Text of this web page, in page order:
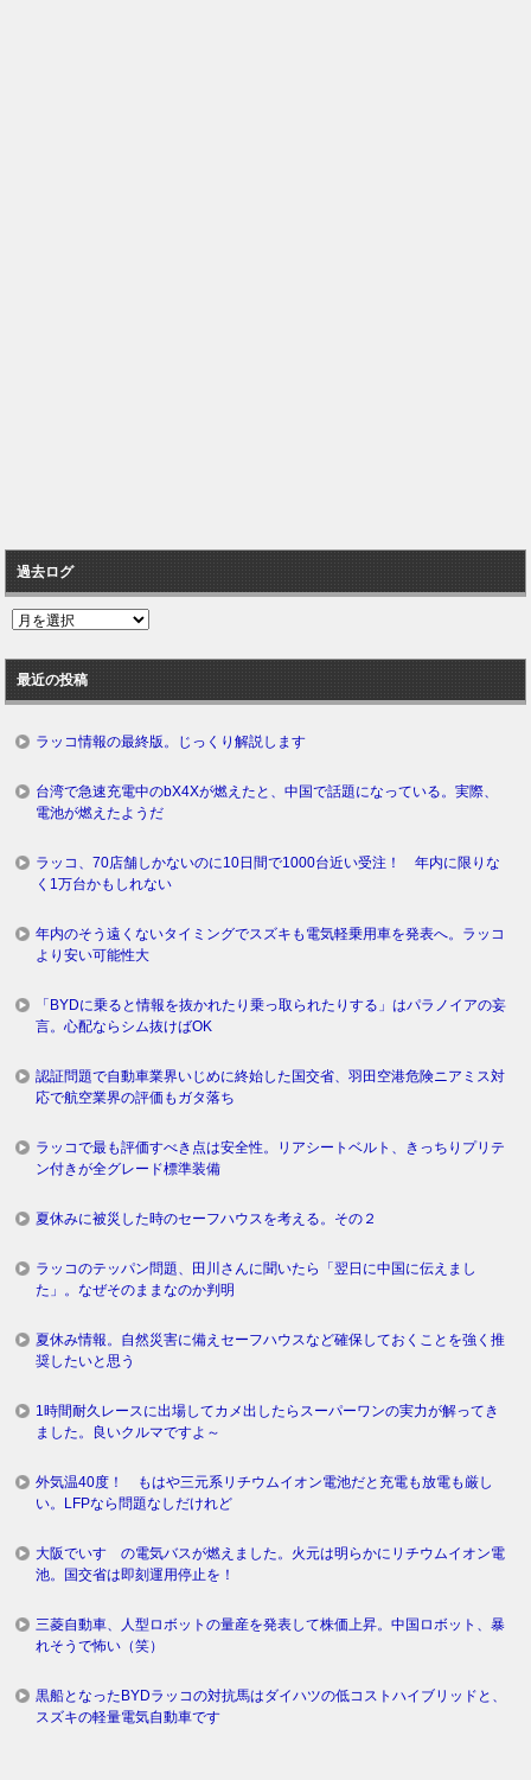
過去ログ
過
ロ
グ
最近の投稿
ラッコ情報の最終版。じっくり解説します
台湾で急速充電中のbX4Xが燃えたと、中国で話題になっている。実際、
電池が燃えたようだ
ラッコ、70店舗しかないのに10日間で1000台近い受注！ 年内に限りな
く1万台かもしれない
年内のそう遠くないタイミングでスズキも電気軽乗用車を発表へ。ラッコ
より安い可能性大
「BYDに乗ると情報を抜かれたり乗っ取られたりする」はパラノイアの妄
言。心配ならシム抜けばOK
認証問題で自動車業界いじめに終始した国交省、羽田空港危険ニアミス対
応で航空業界の評価もガタ落ち
ラッコで最も評価すべき点は安全性。リアシートベルト、きっちりプリテ
ン付きが全グレード標準装備
夏休みに被災した時のセーフハウスを考える。その２
ラッコのテッパン問題、田川さんに聞いたら「翌日に中国に伝えまし
た」。なぜそのままなのか判明
夏休み情報。自然災害に備えセーフハウスなど確保しておくことを強く推
奨したいと思う
1時間耐久レースに出場してカメ出したらスーパーワンの実力が解ってき
ました。良いクルマですよ～
外気温40度！ もはや三元系リチウムイオン電池だと充電も放電も厳し
い。LFPなら問題なしだけれど
大阪でいすゞの電気バスが燃えました。火元は明らかにリチウムイオン電
池。国交省は即刻運用停止を！
三菱自動車、人型ロボットの量産を発表して株価上昇。中国ロボット、暴
れそうで怖い（笑）
黒船となったBYDラッコの対抗馬はダイハツの低コストハイブリッドと、
スズキの軽量電気自動車です